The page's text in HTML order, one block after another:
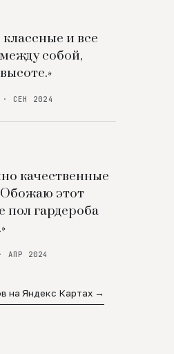
и все
собой,
· СЕН 2024
качественные
этот
пол гардероба
АПР 2024
на Яндекс Картах →